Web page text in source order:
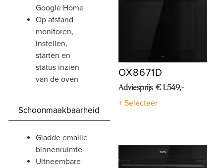
Google Home
op afstand
monitoren,
instellen,
starten en
status inzien
van de oven
Schoonmaakbaarheid
gladde emaille
binnenruimte
uitneembare
OX8671D
Adviesprijs € 1.549,-
+ Selecteer